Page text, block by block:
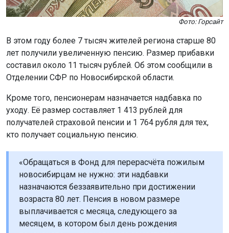
Фото: Горсайт
В этом году более 7 тысяч жителей региона старше 80
лет получили увеличенную пенсию. Размер прибавки
составил около 11 тысяч рублей. Об этом сообщили в
Отделении СФР по Новосибирской области.
Кроме того, пенсионерам назначается надбавка по
уходу. Её размер составляет 1 413 рублей для
получателей страховой пенсии и 1 764 рубля для тех,
кто получает социальную пенсию.
«Обращаться в Фонд для перерасчёта пожилым
новосибирцам не нужно: эти надбавки
назначаются беззаявительно при достижении
возраста 80 лет. Пенсия в новом размере
выплачивается с месяца, следующего за
месяцем, в котором был день рождения